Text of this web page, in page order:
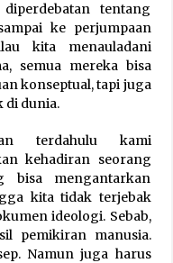
tentang
ke perjumpaan
kita menauladani
semua mereka bisa
konseptual, tapi juga
di dunia.
terdahulu kami
kehadiran seorang
bisa mengantarkan
kita tidak terjebak
ideologi. Sebab,
pemikiran manusia.
Namun juga harus